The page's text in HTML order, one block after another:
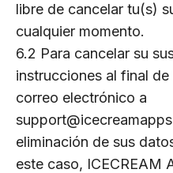
libre de cancelar tu(s)
cualquier momento.
6.2 Para cancelar su
instrucciones al final
correo electrónico a
eliminación de sus
este caso, ICECREAM